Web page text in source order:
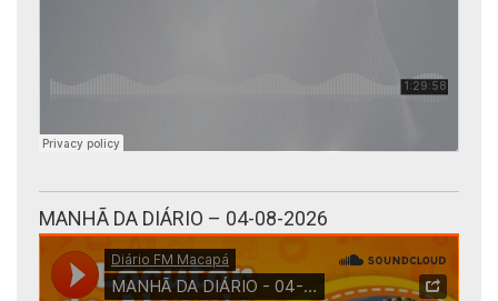
MANHÃ DA DIÁRIO – 04-08-2026